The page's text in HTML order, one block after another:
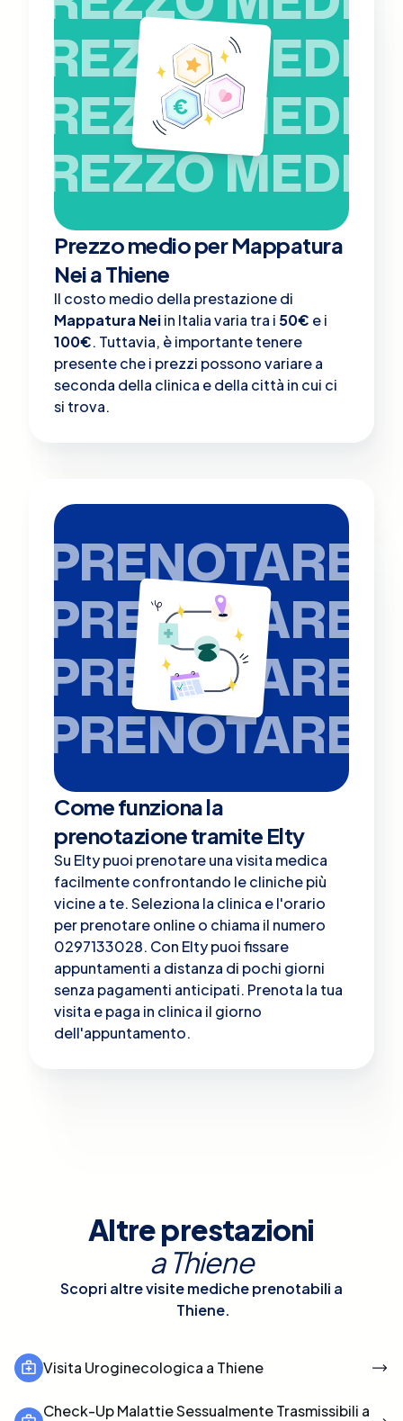
PREZZO MEDIO
PREZZO MEDIO
PREZZO MEDIO
Prezzo medio per Mappatura
Nei a Thiene
Il costo medio della prestazione di
Mappatura Neiin Italia varia tra i 50€ e i
100€. Tuttavia, è importante tenere
presente che i prezzi possono variare a
seconda della clinica e della città in cui ci
si trova.
PRENOTARE
PRENOTARE
PRENOTARE
PRENOTARE
Come funziona la
prenotazione tramite Elty
Su Elty puoi prenotare una visita medica
facilmente confrontando le cliniche più
vicine a te. Seleziona la clinica e l'orario
per prenotare online o chiama il numero
0297133028. Con Elty puoi fissare
appuntamenti a distanza di pochi giorni
senza pagamenti anticipati. Prenota la tua
visita e paga in clinica il giorno
dell'appuntamento.
Altre prestazioni
a Thiene
Scopri altre visite mediche prenotabili a
Thiene.
Visita Uroginecologica a Thiene
Check-Up Malattie Sessualmente Trasmissibili a